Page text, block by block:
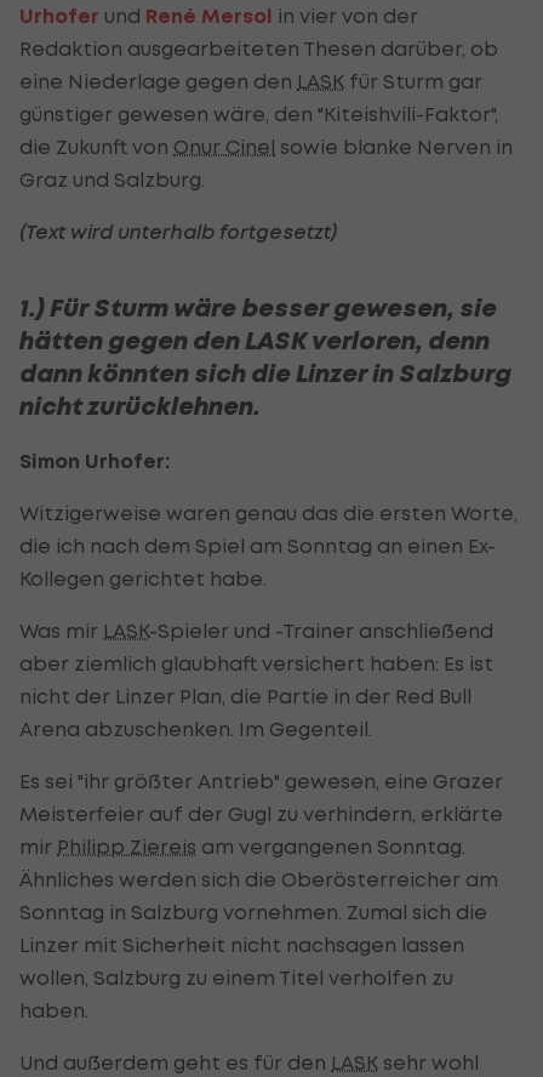
Urhofer und René Mersol in vier von der
Redaktion ausgearbeiteten Thesen darüber, ob
eine Niederlage gegen den LASK für Sturm gar
günstiger gewesen wäre, den "Kiteishvili-Faktor",
die Zukunft von Onur Cinel sowie blanke Nerven in
Graz und Salzburg.
(Text wird unterhalb fortgesetzt)
1.) Für Sturm wäre besser gewesen, sie
hätten gegen den LASK verloren, denn
dann könnten sich die Linzer in Salzburg
nicht zurücklehnen.
Simon Urhofer:
Witzigerweise waren genau das die ersten Worte,
die ich nach dem Spiel am Sonntag an einen Ex-
Kollegen gerichtet habe.
Was mir LASK-Spieler und -Trainer anschließend
aber ziemlich glaubhaft versichert haben: Es ist
nicht der Linzer Plan, die Partie in der Red Bull
Arena abzuschenken. Im Gegenteil.
Es sei "ihr größter Antrieb" gewesen, eine Grazer
Meisterfeier auf der Gugl zu verhindern, erklärte
mir Philipp Ziereis am vergangenen Sonntag.
Ähnliches werden sich die Oberösterreicher am
Sonntag in Salzburg vornehmen. Zumal sich die
Linzer mit Sicherheit nicht nachsagen lassen
wollen, Salzburg zu einem Titel verholfen zu
haben.
Und außerdem geht es für den LASK sehr wohl